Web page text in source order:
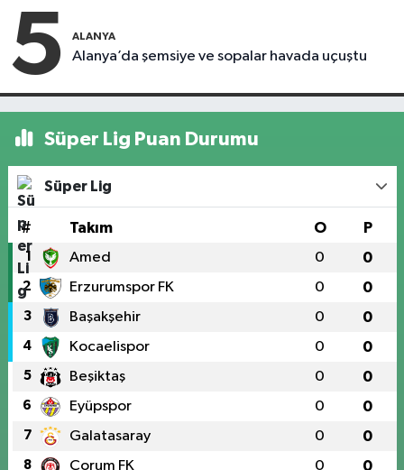
5 ALANYA
Alanya’da şemsiye ve sopalar havada uçuştu
Süper Lig Puan Durumu
Süper Lig
# Takım O P
1 Amed 0 0
2 Erzurumspor FK 0 0
3 Başakşehir 0 0
4 Kocaelispor 0 0
5 Beşiktaş 0 0
6 Eyüpspor 0 0
7 Galatasaray 0 0
8 Çorum FK 0 0